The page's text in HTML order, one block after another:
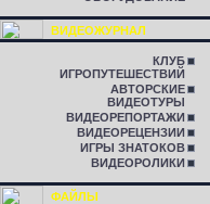
ВИДЕОЖУРНАЛ
КЛУБ
ИГРОПУТЕШЕСТВИЙ
АВТОРСКИЕ
ВИДЕОТУРЫ
ВИДЕОРЕПОРТАЖИ
ВИДЕОРЕЦЕНЗИИ
ИГРЫ ЗНАТОКОВ
ВИДЕОРОЛИКИ
ФАЙЛЫ